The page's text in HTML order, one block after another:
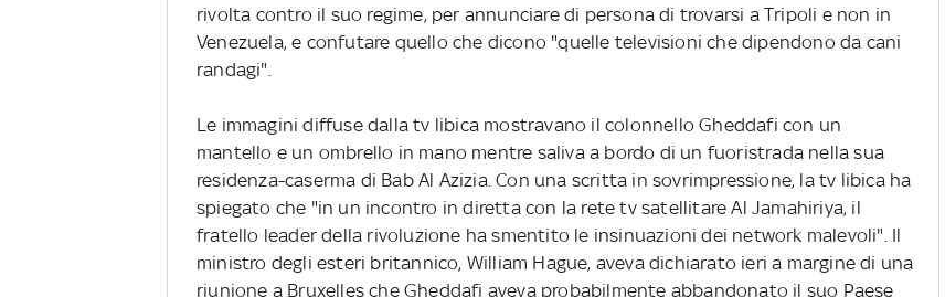
rivolta contro il suo regime, per annunciare di persona di trovarsi a Tripoli e non in
Venezuela, e confutare quello che dicono "quelle televisioni che dipendono da cani
randagi".
Le immagini diffuse dalla tv libica mostravano il colonnello Gheddafi con un
mantello e un ombrello in mano mentre saliva a bordo di un fuoristrada nella sua
residenza-caserma di Bab Al Azizia. Con una scritta in sovrimpressione, la tv libica ha
spiegato che "in un incontro in diretta con la rete tv satellitare Al Jamahiriya, il
fratello leader della rivoluzione ha smentito le insinuazioni dei network malevoli". Il
ministro degli esteri britannico, William Hague, aveva dichiarato ieri a margine di una
riunione a Bruxelles che Gheddafi aveva probabilmente abbandonato il suo Paese